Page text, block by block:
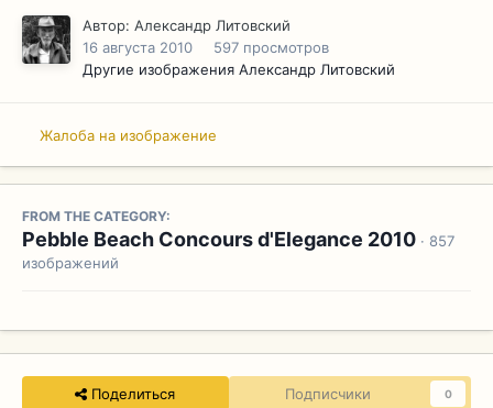
Автор: Александр Литовский
16 августа 2010
597 просмотров
Другие изображения Александр Литовский
Жалоба на изображение
FROM THE CATEGORY:
Pebble Beach Concours d'Elegance 2010 · 857
изображений
Поделиться Подписчики 0